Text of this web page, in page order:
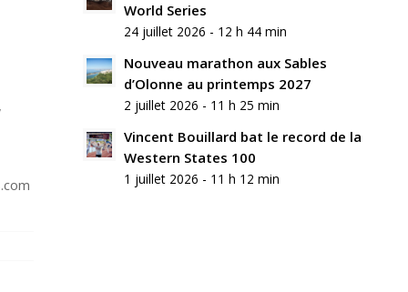
Nom
*
mail
*
World Series
24 juillet 2026 - 12 h 44 min
Nouveau marathon aux Sables
d’Olonne au printemps 2027
2 juillet 2026 - 11 h 25 min
Vincent Bouillard bat le record de la
Western States 100
1 juillet 2026 - 11 h 12 min